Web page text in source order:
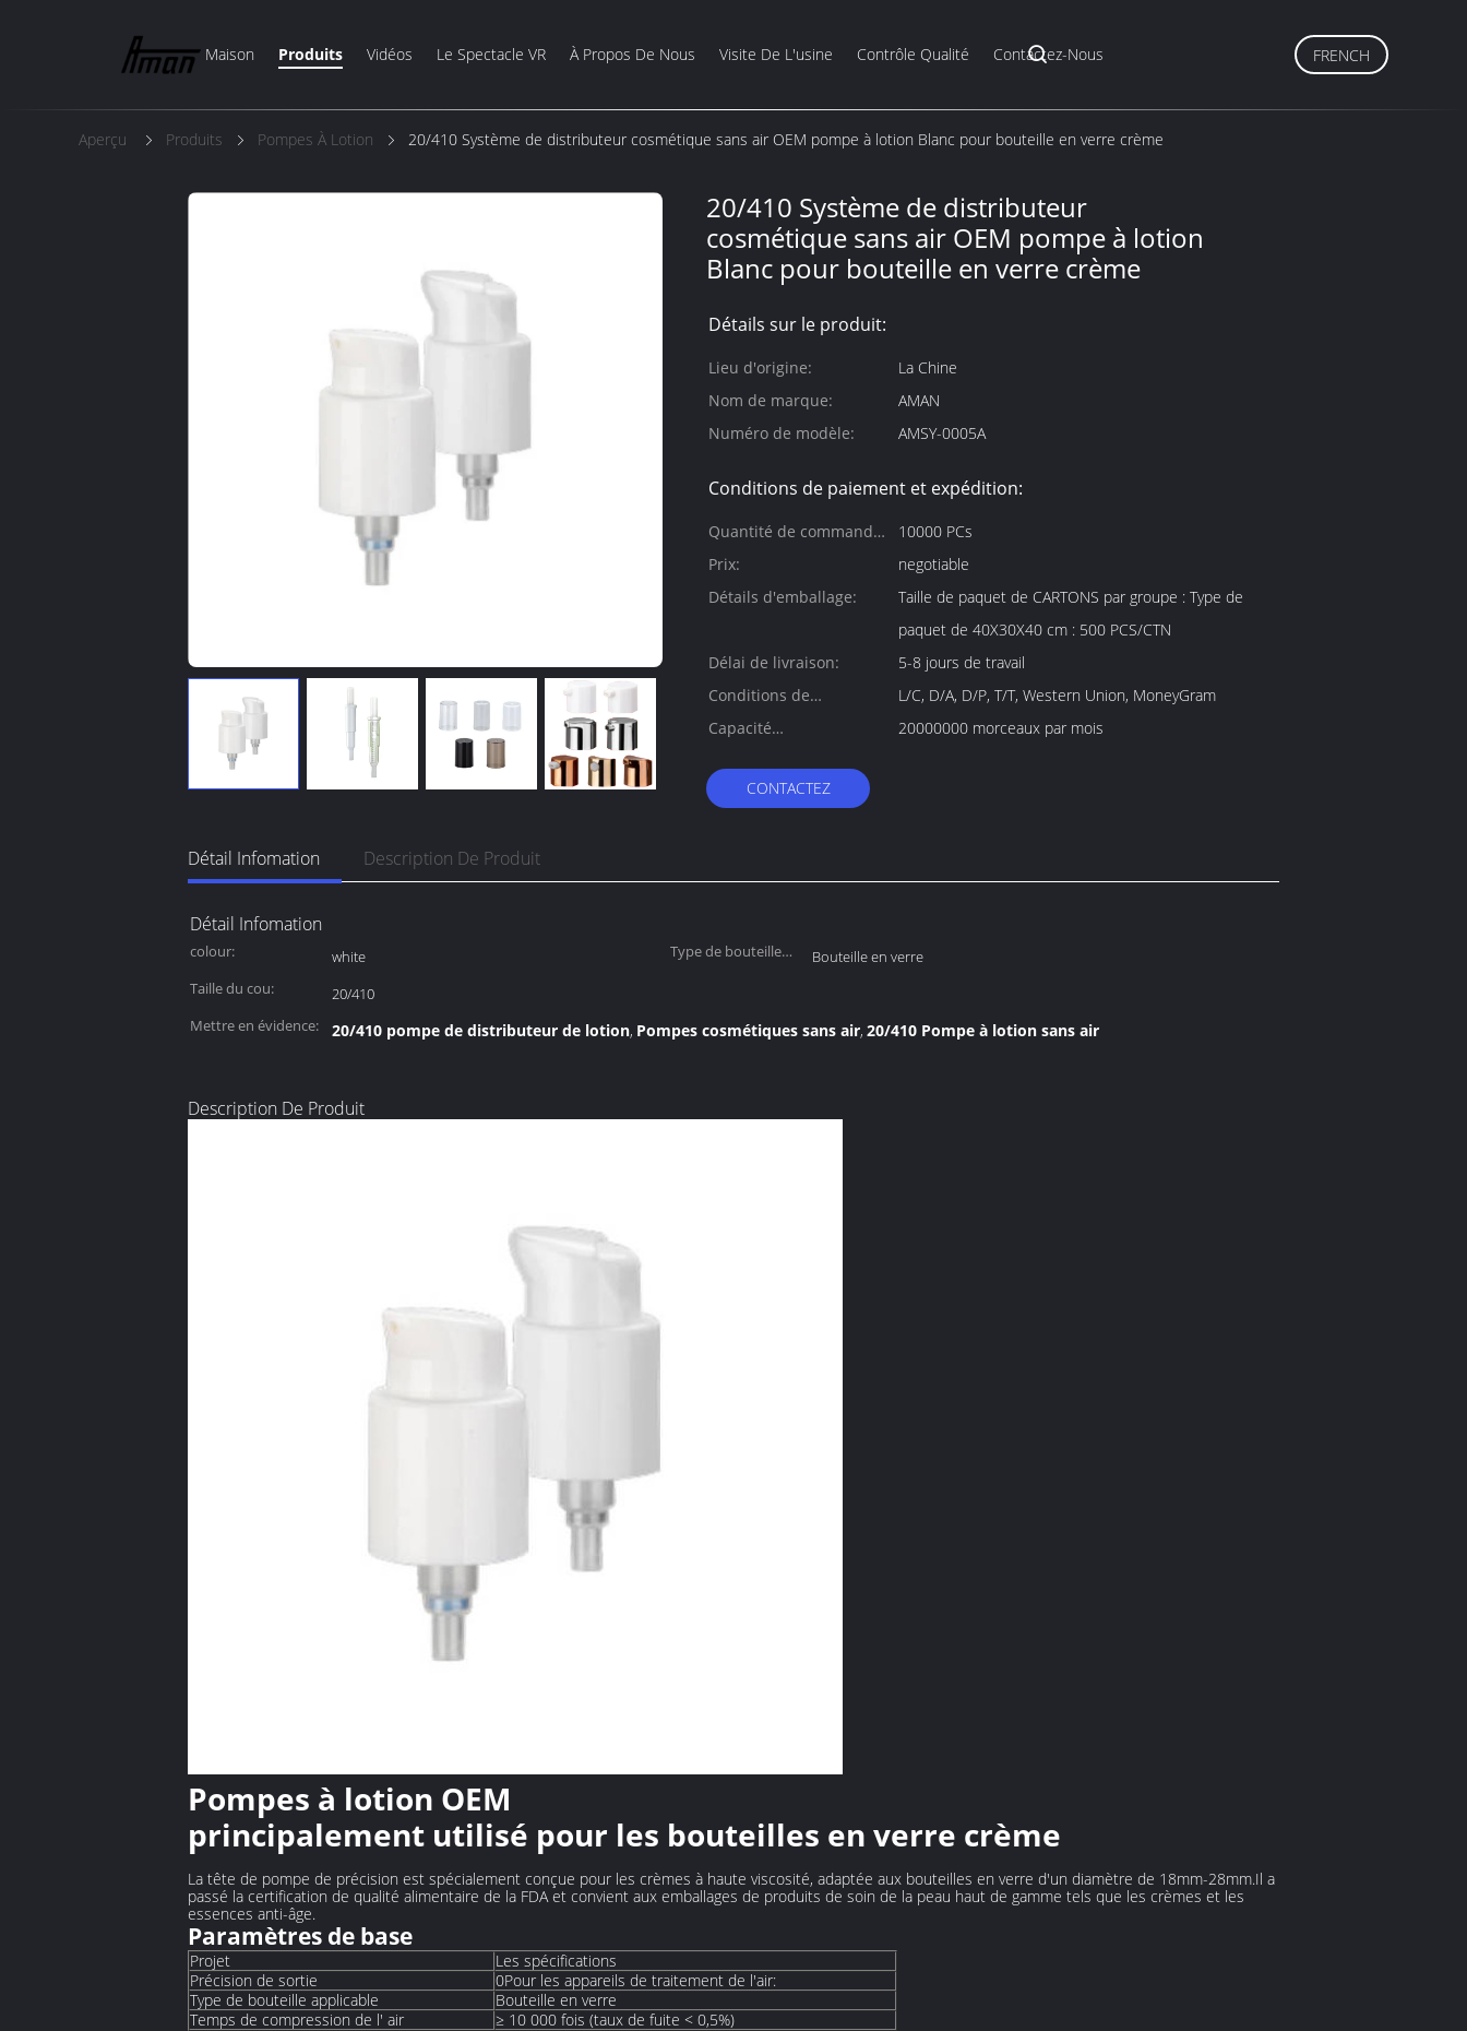
Maison Produits Vidéos Le Spectacle VR À Propos De Nous Visite De L'usine Contrôle Qualité Contactez-Nous FRENCH
Aperçu Produits Pompes À Lotion 20/410 Système de distributeur cosmétique sans air OEM pompe à lotion Blanc pour bouteille en verre crème
20/410 Système de distributeur
cosmétique sans air OEM pompe à lotion
Blanc pour bouteille en verre crème
Détails sur le produit:
Lieu d'origine:
La Chine
Nom de marque:
AMAN
Numéro de modèle:
AMSY-0005A
Conditions de paiement et expédition:
Quantité de commande
min:
10000 PCs
Prix:
negotiable
Détails d'emballage:
Taille de paquet de CARTONS par groupe : Type de
paquet de 40X30X40 cm : 500 PCS/CTN
Délai de livraison:
5-8 jours de travail
Conditions de
paiement:
L/C, D/A, D/P, T/T, Western Union, MoneyGram
Capacité
20000000 morceaux par mois
CONTACTEZ
Détail Infomation Description De Produit
Détail Infomation
colour: white
Type de bouteille
Bouteille en verre
Taille du cou:
20/410
Mettre en évidence:
20/410 pompe de distributeur de lotion, Pompes cosmétiques sans air, 20/410 Pompe à lotion sans air
Description De Produit
Pompes à lotion OEM
principalement utilisé pour les bouteilles en verre crème
La tête de pompe de précision est spécialement conçue pour les crèmes à haute viscosité, adaptée aux bouteilles en verre d'un diamètre de 18mm-28mm.Il a
passé la certification de qualité alimentaire de la FDA et convient aux emballages de produits de soin de la peau haut de gamme tels que les crèmes et les
essences anti-âge.
Paramètres de base
Projet
Les spécifications
Précision de sortie
0Pour les appareils de traitement de l'air:
Type de bouteille applicable
Bouteille en verre
Temps de compression de l' air
≥ 10 000 fois (taux de fuite < 0,5%)